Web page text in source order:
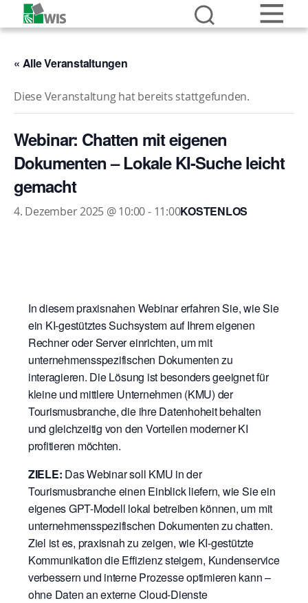
« Alle Veranstaltungen
Diese Veranstaltung hat bereits stattgefunden.
Webinar: Chatten mit eigenen
Dokumenten – Lokale KI-Suche leicht
gemacht
4. Dezember 2025 @ 10:00- 11:00KOSTENLOS
In diesem praxisnahen Webinar erfahren Sie, wie Sie
ein KI-gestütztes Suchsystem auf Ihrem eigenen
Rechner oder Server einrichten, um mit
unternehmensspezifischen Dokumenten zu
interagieren. Die Lösung ist besonders geeignet für
kleine und mittlere Unternehmen (KMU) der
Tourismusbranche, die ihre Datenhoheit behalten
und gleichzeitig von den Vorteilen moderner KI
profitieren möchten.
ZIELE: Das Webinar soll KMU in der
Tourismusbranche einen Einblick liefern, wie Sie ein
eigenes GPT-Modell lokal betreiben können, um mit
unternehmensspezifischen Dokumenten zu chatten.
Ziel ist es, praxisnah zu zeigen, wie KI-gestützte
Kommunikation die Effizienz steigern, Kundenservice
verbessern und interne Prozesse optimieren kann –
ohne Daten an externe Cloud-Dienste